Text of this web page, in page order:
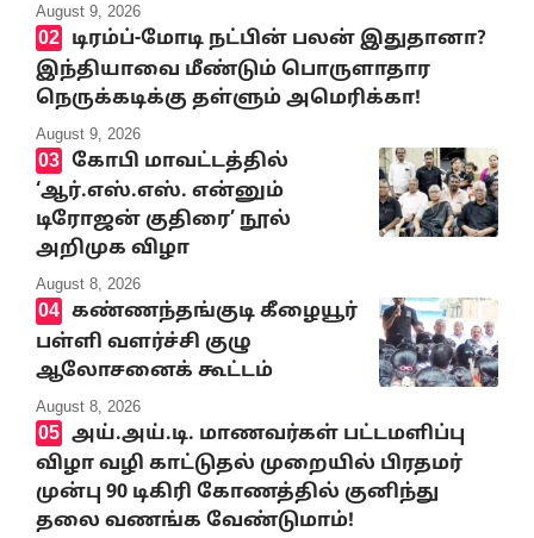
August 9, 2026
டிரம்ப்-மோடி நட்பின் பலன் இதுதானா?
இந்தியாவை மீண்டும் பொருளாதார
நெருக்கடிக்கு தள்ளும் அமெரிக்கா!
August 9, 2026
கோபி மாவட்டத்தில்
‘ஆர்.எஸ்.எஸ். என்னும்
டிரோஜன் குதிரை’ நூல்
அறிமுக விழா
August 8, 2026
கண்ணந்தங்குடி கீழையூர்
பள்ளி வளர்ச்சி குழு
ஆலோசனைக் கூட்டம்
August 8, 2026
அய்.அய்.டி. மாணவர்கள் பட்டமளிப்பு
விழா வழி காட்டுதல் முறையில் பிரதமர்
முன்பு 90 டிகிரி கோணத்தில் குனிந்து
தலை வணங்க வேண்டுமாம்!